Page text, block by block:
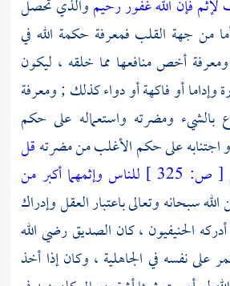
فإن الله غفور رحيموالذي تحصل
من جهة القلب فمعرفة حكمة الله في
ومعرفة أخص منافعها مما خلقه ، ليكون
أو فاكهة أو دواء كذلك ; ومعرفة
بالشيء ومضرته واستعماله على حكم
اجتنابه على حكم الأغلب من مضرتهقل
[ ص:
للناس وإثمهما أكبر من
سبحانه وتعالى باعتبار العقل وإدراك
الحنيفيون ، كان الصديق رضي الله
على نفسه في الجاهلية ، وكان إذا أخذ